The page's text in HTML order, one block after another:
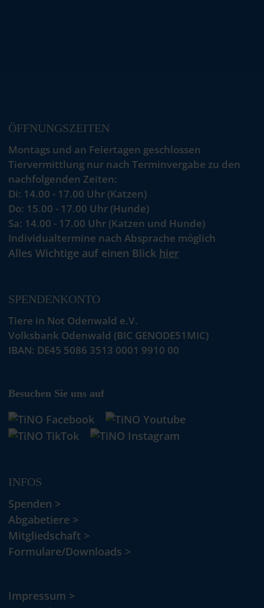
ÖFFNUNGSZEITEN
Montags und an Feiertagen geschlossen
Tiervermittlung nur nach Terminvergabe zu den
nachfolgenden Zeiten:
Di: 14.00 - 17.00 Uhr (Katzen)
Do: 15.00 - 17.00 Uhr (Hunde)
Sa: 14.00 - 17.00 Uhr (Katzen und Hunde)
Individualtermine nach Absprache möglich
Alles Wichtige auf einen Blick hier
SPENDENKONTO
Tiere in Not Odenwald e.V.
Volksbank Odenwald (BIC GENODE51MIC)
IBAN: DE45 5086 3513 0001 9910 00
Besuchen Sie uns auf
INFOS
Spenden >
Abgabetiere >
Mitgliedschaft >
Formulare/Downloads >
Impressum >